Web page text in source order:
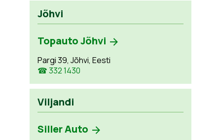
Jõhvi
Topauto Jõhvi
Pargi 39, Jõhvi, Eesti
☎ 332 1430
Viljandi
Siller Auto